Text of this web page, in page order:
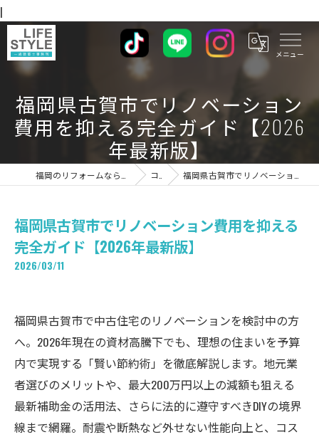
|
福岡県古賀市でリノベーション
費用を抑える完全ガイド【2026
年最新版】
コラム 福岡県古賀市でリノベーション費用を抑える完全ガイド【2026年最新版】
福岡県古賀市でリノベーション費用を抑える
完全ガイド【2026年最新版】
2026/03/11
福岡県古賀市で中古住宅のリノベーションを検討中の方
へ。2026年現在の資材高騰下でも、理想の住まいを予算
内で実現する「賢い節約術」を徹底解説します。地元業
者選びのメリットや、最大200万円以上の減額も狙える
最新補助金の活用法、さらに法的に遵守すべきDIYの境界
線まで網羅。耐震や断熱など外せない性能向上と、コス